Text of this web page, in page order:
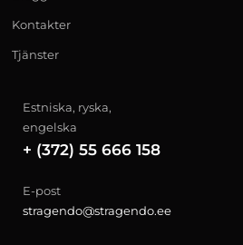
Kontakter
Tjänster
Estniska, ryska,
engelska
+ (372) 55 666 158
E-post
stragendo@stragendo.ee